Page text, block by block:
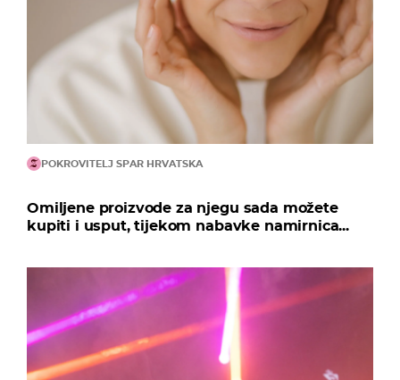
POKROVITELJ SPAR HRVATSKA
Omiljene proizvode za njegu sada možete
kupiti i usput, tijekom nabavke namirnica...